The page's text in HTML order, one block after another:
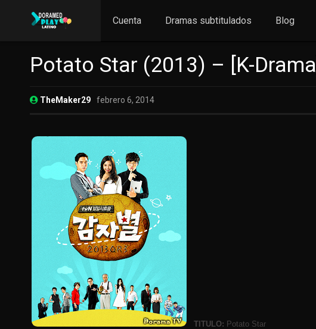
Cuenta Dramas subtitulados Blog
Potato Star (2013) – [K-Drama]
TheMaker29 febrero 6, 2014
TITULO: Potato Star